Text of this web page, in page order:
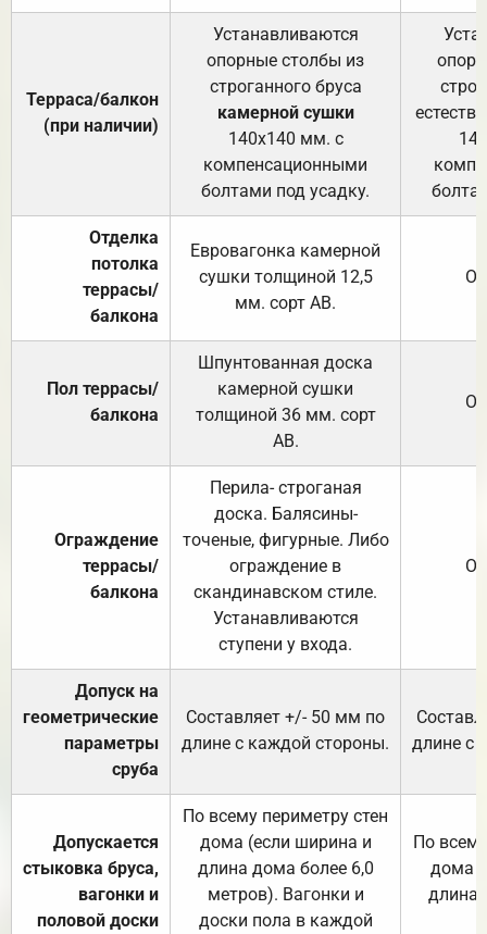
Терраса/балкон
(при наличии)
Устанавливаются
опорные столбы из
строганного бруса
камерной сушки
140х140 мм. с
компенсационными
болтами под усадку.
Отделка
потолка
террасы/
балкона
Евровагонка камерной
сушки толщиной 12,5
мм. сорт АВ.
Пол террасы/
балкона
Шпунтованная доска
камерной сушки
толщиной 36 мм. сорт
АВ.
Ограждение
террасы/
балкона
Перила- строганая
доска. Балясины-
точеные, фигурные. Либо
ограждение в
скандинавском стиле.
Устанавливаются
ступени у входа.
Допуск на
геометрические
параметры
сруба
Составляет +/- 50 мм по
длине с каждой стороны.
длине с
Допускается
стыковка бруса,
вагонки и
половой доски
По всему периметру стен
дома (если ширина и
длина дома более 6,0
метров). Вагонки и
доски пола в каждой
По
дома
длина